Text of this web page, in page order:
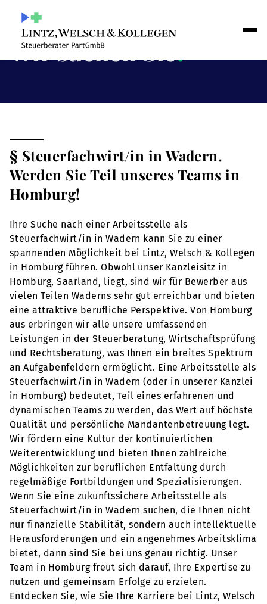
Wir suchen Sie!
§ Steuerfachwirt/in in Wadern.
Werden Sie Teil unseres Teams in
Homburg!
Ihre Suche nach einer Arbeitsstelle als
Steuerfachwirt/in in Wadern kann Sie zu einer
spannenden Möglichkeit bei Lintz, Welsch & Kollegen
in Homburg führen. Obwohl unser Kanzleisitz in
Homburg, Saarland, liegt, sind wir für Bewerber aus
vielen Teilen Waderns sehr gut erreichbar und bieten
eine attraktive berufliche Perspektive. Von Homburg
aus erbringen wir alle unsere umfassenden
Leistungen in der Steuerberatung, Wirtschaftsprüfung
und Rechtsberatung, was Ihnen ein breites Spektrum
an Aufgabenfeldern ermöglicht. Eine Arbeitsstelle als
Steuerfachwirt/in in Wadern (oder in unserer Kanzlei
in Homburg) bedeutet, Teil eines erfahrenen und
dynamischen Teams zu werden, das Wert auf höchste
Qualität und persönliche Mandantenbetreuung legt.
Wir fördern eine Kultur der kontinuierlichen
Weiterentwicklung und bieten Ihnen zahlreiche
Möglichkeiten zur beruflichen Entfaltung durch
regelmäßige Fortbildungen und Spezialisierungen.
Wenn Sie eine zukunftssichere Arbeitsstelle als
Steuerfachwirt/in in Wadern suchen, die Ihnen nicht
nur finanzielle Stabilität, sondern auch intellektuelle
Herausforderungen und ein angenehmes Arbeitsklima
bietet, dann sind Sie bei uns genau richtig. Unser
Team in Homburg freut sich darauf, Ihre Expertise zu
nutzen und gemeinsam Erfolge zu erzielen.
Entdecken Sie, wie Sie Ihre Karriere bei Lintz, Welsch